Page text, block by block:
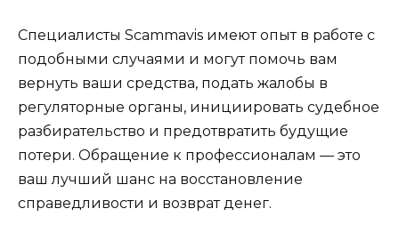
Специалисты Scammavis имеют опыт в работе с
подобными случаями и могут помочь вам
вернуть ваши средства, подать жалобы в
регуляторные органы, инициировать судебное
разбирательство и предотвратить будущие
потери. Обращение к профессионалам — это
ваш лучший шанс на восстановление
справедливости и возврат денег.